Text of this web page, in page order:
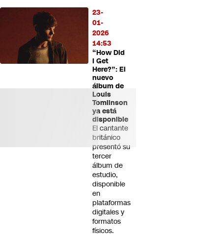
23-
01-
2026
14:53
“How Did
I Get
Here?”: El
nuevo
álbum de
Louis
Tomlinson
ya está
disponible
El cantante
británico
presentó su
tercer
álbum de
estudio,
disponible
en
plataformas
digitales y
formatos
físicos.